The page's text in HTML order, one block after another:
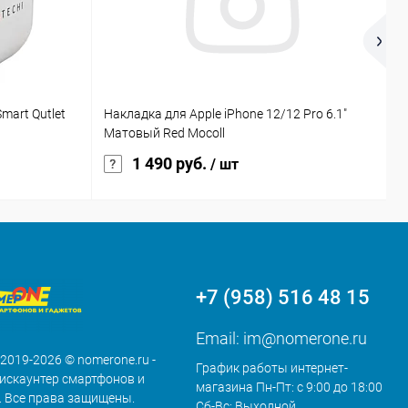
Qutlet
Накладка для Apple iPhone 12/12 Pro 6.1"
Матовый Red Mocoll
1 490 руб. / шт
2026 © nomerone.ru -
смартфонов и
Все права защищены.
+7 (958) 516 48 15
Email: im@nomerone.ru
График работы интернет-
магазина Пн-Пт: с 9:00 до 18:00